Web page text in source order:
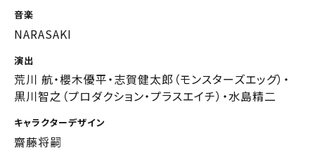
音楽
NARASAKI
演出
荒川 航・櫻木優平・志賀健太郎（モンスターズエッグ）・
黒川智之（プロダクション・プラスエイチ）・水島精二
キャラクターデザイン
齋藤将嗣